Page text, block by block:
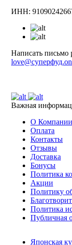
ИНН:
Написать письмо
Важная
О Компании
Оплата
Контакты
Отзывы
Доставка
Бонусы
Политика
Акции
Политику
Политика
Публичная
Японская